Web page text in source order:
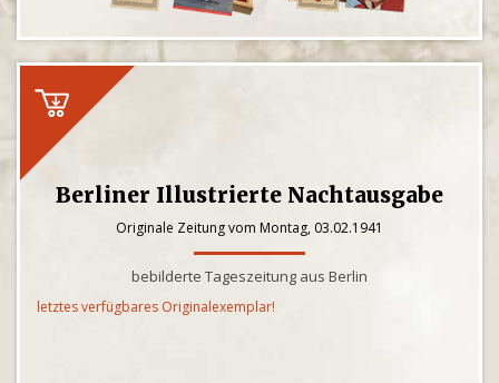
Berliner Illustrierte Nachtausgabe
Originale Zeitung vom Montag, 03.02.1941
bebilderte Tageszeitung aus Berlin
letztes verfügbares Originalexemplar!